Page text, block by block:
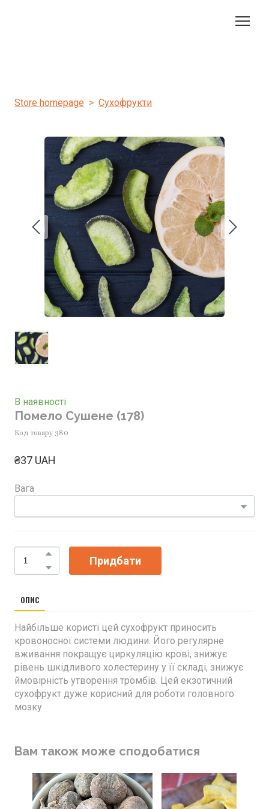
Store homepage Сухофрукти
В наявності
Помело Сушене (178)
Код товару 380
₴37 UAH
Вага
Придбати
ОПИС
Найбільше користі цей сухофрукт приносить
кровоносної системи людини. Його регулярне
вживання покращує циркуляцію крові, знижує
рівень шкідливого холестерину у її складі, знижує
ймовірність утворення тромбів. Цей екзотичний
сухофрукт дуже корисний для роботи головного
мозку
Вам також може сподобатися